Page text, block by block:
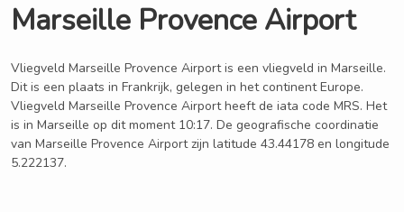
Marseille Provence Airport
Vliegveld Marseille Provence Airport is een vliegveld in Marseille.
Dit is een plaats in Frankrijk, gelegen in het continent Europe.
Vliegveld Marseille Provence Airport heeft de iata code MRS. Het
is in Marseille op dit moment 10:17. De geografische coordinatie
van Marseille Provence Airport zijn latitude 43.44178 en longitude
5.222137.